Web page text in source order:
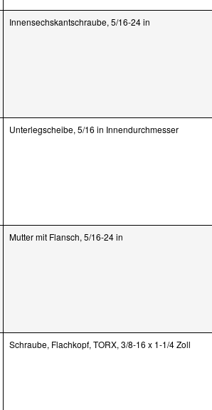
Innensechskantschraube, 5/16-24 in
Unterlegscheibe, 5/16 in Innendurchmesser
Mutter mit Flansch, 5/16-24 in
Schraube, Flachkopf, TORX, 3/8-16 x 1-1/4 Zoll